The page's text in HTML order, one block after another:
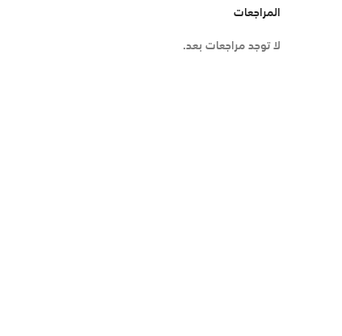
المراجعات
لا توجد مراجعات بعد.